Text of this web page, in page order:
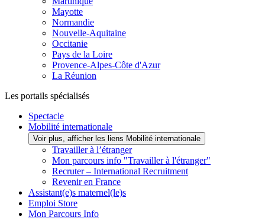
Mayotte
Normandie
Nouvelle-Aquitaine
Occitanie
Pays de la Loire
Provence-Alpes-Côte d'Azur
La Réunion
Les portails spécialisés
Spectacle
Mobilité internationale
Voir plus, afficher les liens Mobilité internationale
Travailler à l’étranger
Mon parcours info "Travailler à l'étranger"
Recruter – International Recruitment
Revenir en France
Assistant(e)s maternel(le)s
Emploi Store
Mon Parcours Info